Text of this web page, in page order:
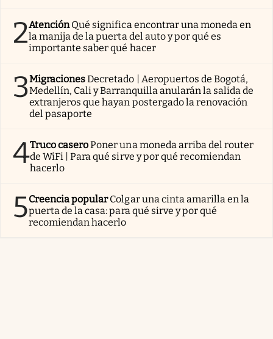
2AtenciónQué significa encontrar una moneda en
la manija de la puerta del auto y por qué es
importante saber qué hacer
3MigracionesDecretado | Aeropuertos de Bogotá,
Medellín, Cali y Barranquilla anularán la salida de
extranjeros que hayan postergado la renovación
del pasaporte
4Truco caseroPoner una moneda arriba del router
de WiFi | Para qué sirve y por qué recomiendan
hacerlo
5Creencia popularColgar una cinta amarilla en la
puerta de la casa: para qué sirve y por qué
recomiendan hacerlo